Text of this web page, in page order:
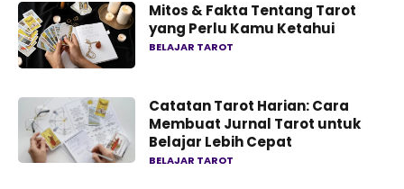
Mitos & Fakta Tentang Tarot
yang Perlu Kamu Ketahui
BELAJAR TAROT
Catatan Tarot Harian: Cara
Membuat Jurnal Tarot untuk
Belajar Lebih Cepat
BELAJAR TAROT